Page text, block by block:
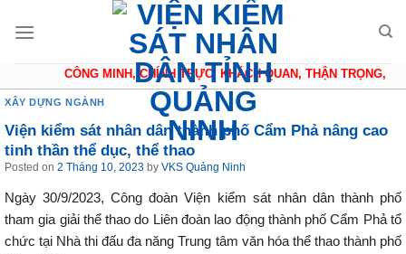
CÔNG MINH, CHÍNH TRỰC, KHÁCH QUAN, THẬN TRỌNG,
XÂY DỰNG NGÀNH
Viện kiểm sát nhân dân thành phố Cẩm Phả nâng cao
tinh thần thể dục, thể thao
Posted on 2 Tháng 10, 2023 by VKS Quảng Ninh
Ngày 30/9/2023, Công đoàn Viện kiểm sát nhân dân thành phố
tham gia giải thể thao do Liên đoàn lao động thành phố Cẩm Phả tổ
chức tại Nhà thi đấu đa năng Trung tâm văn hóa thể thao thành phố